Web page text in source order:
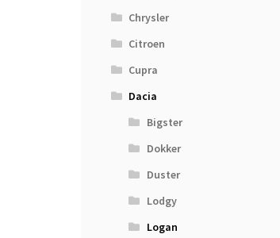
Chrysler
Citroen
Cupra
Dacia
Bigster
Dokker
Duster
Lodgy
Logan